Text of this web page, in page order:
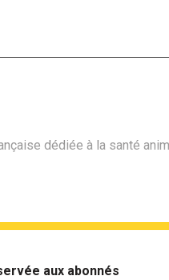
dédiée à la santé
aux abonnés